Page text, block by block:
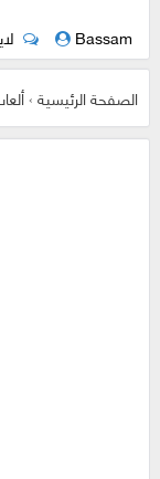
Bassam
الصفحة الرئيسية›